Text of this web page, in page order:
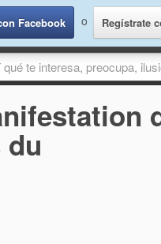
Facebook o Regístrate